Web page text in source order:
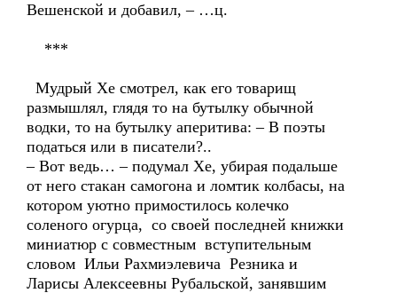
Вешенской и добавил, – …ц.
***
Мудрый Хе смотрел, как его товарищ
размышлял, глядя то на бутылку обычной
водки, то на бутылку аперитива: – В поэты
податься или в писатели?..
– Вот ведь… – подумал Хе, убирая подальше
от него стакан самогона и ломтик колбасы, на
котором уютно примостилось колечко
соленого огурца, со своей последней книжки
миниатюр с совместным вступительным
словом Ильи Рахмиэлевича Резника и
Ларисы Алексеевны Рубальской, занявшим